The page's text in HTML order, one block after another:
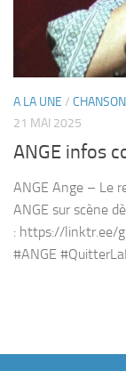
A LA UNE /
21 MAI 2025
ANGE infos
ANGE Ange – Le
ANGE sur scène
: https://linktr.ee/
#ANGE